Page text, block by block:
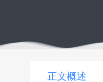
当前位置：
正文概述